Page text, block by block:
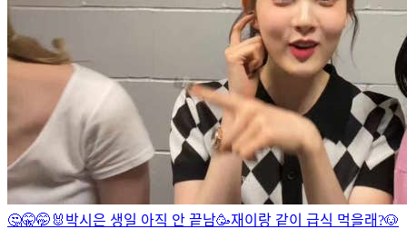
🤔🤫🤭🐰 박시은 생일 아직 안 끝남🥳재이랑 같이 급식 먹을래?🐶